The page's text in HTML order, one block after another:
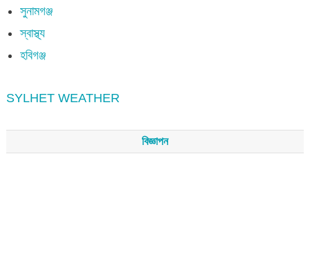
সুনামগঞ্জ
স্বাস্থ্য
হবিগঞ্জ
SYLHET WEATHER
বিজ্ঞাপন